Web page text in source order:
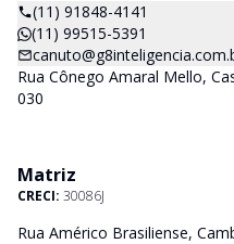
(11) 91848-4141
(11) 99515-5391
Rua Cônego Amaral Mello,
030
Matriz
CRECI: 30086J
Rua Américo Brasiliense,